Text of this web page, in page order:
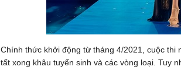
Chính thức khởi động từ tháng 4/2021, cuộc thi
tất xong khâu tuyển sinh và các vòng loại. Tuy